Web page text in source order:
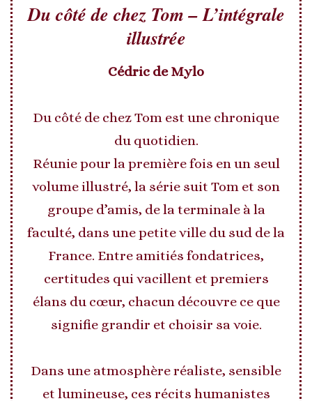
Du côté de chez Tom – L’intégrale
illustrée
Cédric de Mylo
Du côté de chez Tom est une chronique
du quotidien.
Réunie pour la première fois en un seul
volume illustré, la série suit Tom et son
groupe d’amis, de la terminale à la
faculté, dans une petite ville du sud de la
France. Entre amitiés fondatrices,
certitudes qui vacillent et premiers
élans du cœur, chacun découvre ce que
signifie grandir et choisir sa voie.
Dans une atmosphère réaliste, sensible
et lumineuse, ces récits humanistes